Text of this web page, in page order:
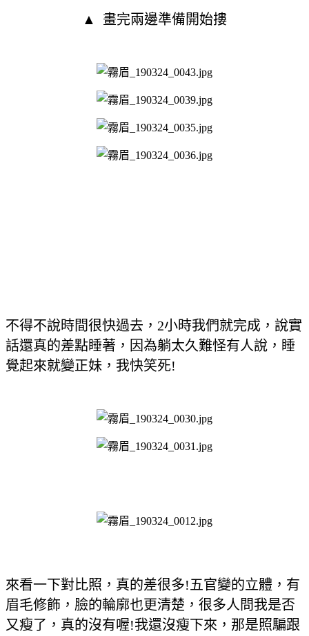
▲ 畫完兩邊準備開始摟
不得不說時間很快過去，2小時我們就完成，說實
話還真的差點睡著，因為躺太久難怪有人說，睡
覺起來就變正妹，我快笑死!
來看一下對比照，真的差很多!五官變的立體，有
眉毛修飾，臉的輪廓也更清楚，很多人問我是否
又瘦了，真的沒有喔!我還沒瘦下來，那是照騙跟